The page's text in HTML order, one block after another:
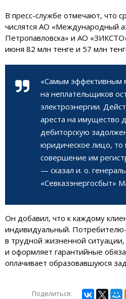
В пресс-службе отмечают, что
числятся АО «Международный
Петропавловска» и АО
июня 82 млн тенге и 57 млн
«Самым эффективным
на неплательщиков
электроэнергии.
ареста на имущество
дебиторскую
юридическое лицо, то
совершение им
— сказал и. о.
«Севказэнергосбыт»
Он добавил, что к каждому
индивидуальный.
в трудной жизненной
и оформляет гарантийные
оплачивает образовавшуюся
Поделиться: